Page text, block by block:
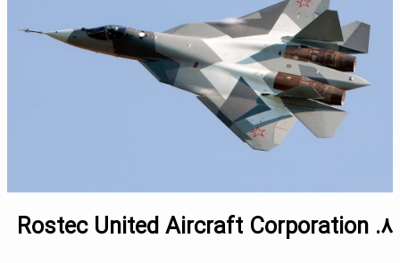
۸. Rostec United Aircraft Corporation